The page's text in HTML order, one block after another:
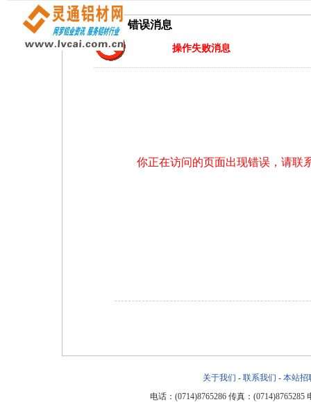
错误消息
操作失败消息
你正在访问的页面出现错误，请联
关于我们 - 联系我们 - 本站招
电话：(0714)8765286 传真：(0714)8765285